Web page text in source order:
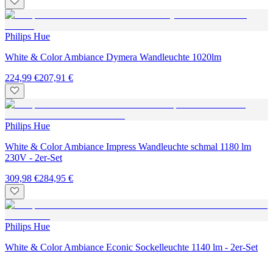
Philips Hue
White & Color Ambiance Dymera Wandleuchte 1020lm
224,99 €207,91 €
Philips Hue
White & Color Ambiance Impress Wandleuchte schmal 1180 lm
230V - 2er-Set
309,98 €284,95 €
Philips Hue
White & Color Ambiance Econic Sockelleuchte 1140 lm - 2er-Set